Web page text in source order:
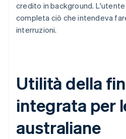
credito in background.
completa ciò che intendeva
interruzioni.
Utilità della
integrata per
australiane